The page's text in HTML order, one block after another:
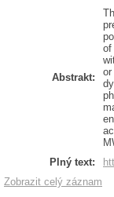
Abstrakt:
of
or
Plný text:
Zobrazit celý záznam